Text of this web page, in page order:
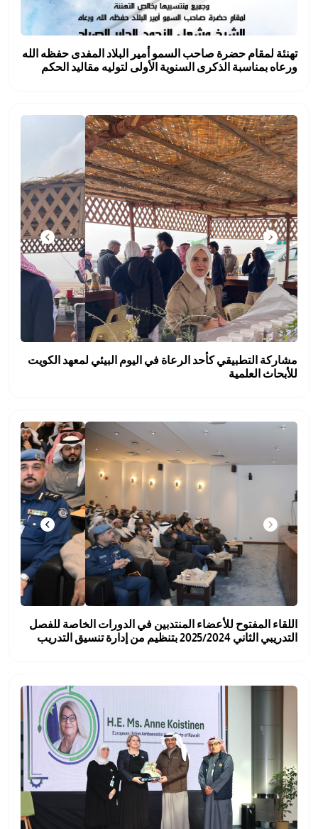
تهنئة لمقام حضرة صاحب السمو أمير البلاد المفدى حفظه الله
ورعاه بمناسبة الذكرى السنوية الأولى لتوليه مقاليد الحكم
مشاركة التطبيقي كأحد الرعاة في اليوم البيئي لمعهد الكويت
للأبحاث العلمية
اللقاء المفتوح للأعضاء المنتدبين في الدورات الخاصة للفصل
التدريبي الثاني 2025/2024 بتنظيم من إدارة تنسيق التدريب